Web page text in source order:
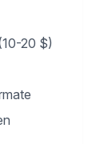
20 $)